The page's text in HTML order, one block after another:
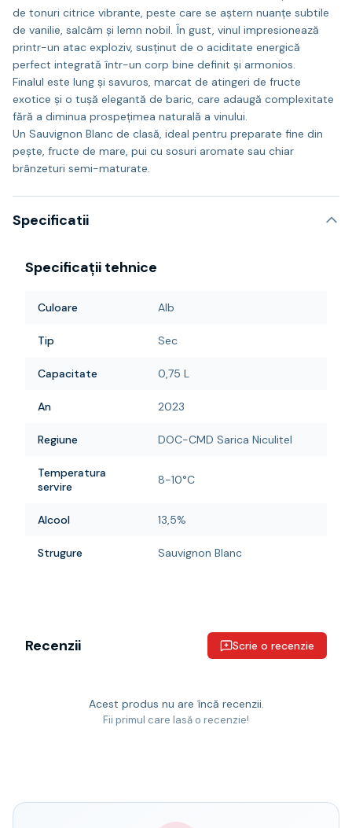
de tonuri citrice vibrante, peste care se aștern nuanțe subtile
de vanilie, salcâm și lemn nobil. În gust, vinul impresionează
printr-un atac exploziv, susținut de o aciditate energică
perfect integrată într-un corp bine definit și armonios.
Finalul este lung și savuros, marcat de atingeri de fructe
exotice și o tușă elegantă de baric, care adaugă complexitate
fără a diminua prospețimea naturală a vinului.
Un Sauvignon Blanc de clasă, ideal pentru preparate fine din
pește, fructe de mare, pui cu sosuri aromate sau chiar
brânzeturi semi-maturate.
Specificatii
Specificații tehnice
Culoare Alb
Tip Sec
Capacitate 0,75 L
An 2023
Regiune DOC-CMD Sarica Niculitel
Temperatura
servire
8-10°C
Alcool 13,5%
Strugure Sauvignon Blanc
Recenzii Scrie o recenzie
Acest produs nu are încă recenzii.
Fii primul care lasă o recenzie!